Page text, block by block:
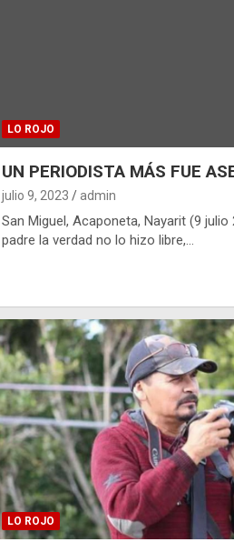
LO ROJO
UN PERIODISTA MÁS FUE
julio 9, 2023 admin
San Miguel, Acaponeta, Nayarit (9 julio
padre la verdad no lo hizo libre,…
LO ROJO